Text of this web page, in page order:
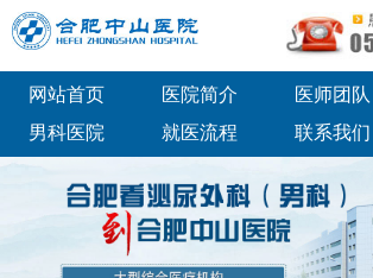
网站首页 医院简介 医师团队
男科医院
就医流程 联系我们